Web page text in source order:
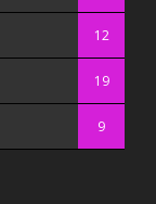
12
19
9